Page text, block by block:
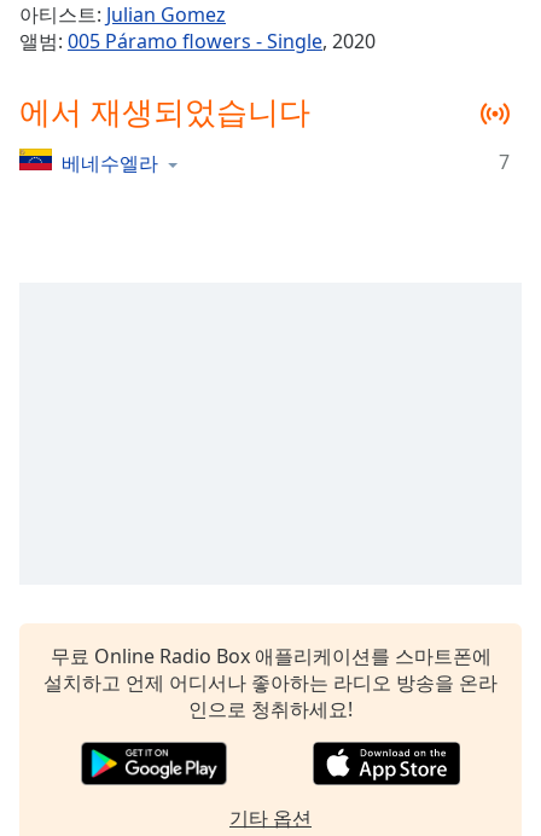
Stream
TypeLIVE
live,
currently
liveLIVE
Remaining
Subtitles
subtitles
settings
subtitles
settings
아티스트: Julian Gomez
앨범: 005 Páramo flowers - Single, 2020
에서 재생되었습니다
베네수엘라 7
무료 Online Radio Box 애플리케이션를 스마트폰에
설치하고 언제 어디서나 좋아하는 라디오 방송을 온라
인으로 청취하세요!
기타 옵션